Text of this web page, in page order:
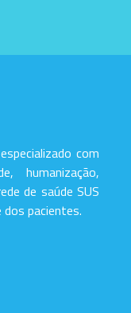
com
humanização,
de saúde SUS
pacientes.